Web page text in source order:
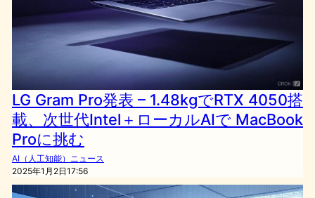
LG Gram Pro発表 – 1.48kgでRTX 4050搭
載、次世代Intel＋ローカルAIで MacBook
Proに挑む
AI（人工知能）ニュース
2025年1月2日17:56